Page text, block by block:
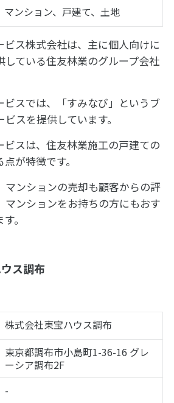
マンション、戸建て、土地
ビス株式会社は、主に個人向けに
している住友林業のグループ会社
ビスでは、「すみなび」というブ
スを提供しています。
ビスは、住友林業施工の戸建ての
が特徴です。
マンションの売却も顧客からの評
マンションをお持ちの方にもおす
。
ス調布
株式会社東宝ハウス調布
東京都調布市小島町1-36-16 グレ
ーシア調布2F
-